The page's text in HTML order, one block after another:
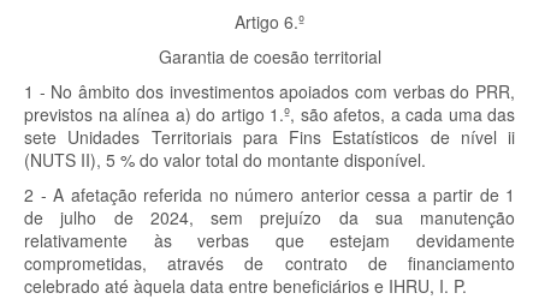
Artigo 6.º
Garantia de coesão territorial
1 - No âmbito dos investimentos apoiados com verbas do PRR,
previstos na alínea a) do artigo 1.º, são afetos, a cada uma das
sete Unidades Territoriais para Fins Estatísticos de nível ii
(NUTS II), 5 % do valor total do montante disponível.
2 - A afetação referida no número anterior cessa a partir de 1
de julho de 2024, sem prejuízo da sua manutenção
relativamente às verbas que estejam devidamente
comprometidas, através de contrato de financiamento
celebrado até àquela data entre beneficiários e IHRU, I. P.